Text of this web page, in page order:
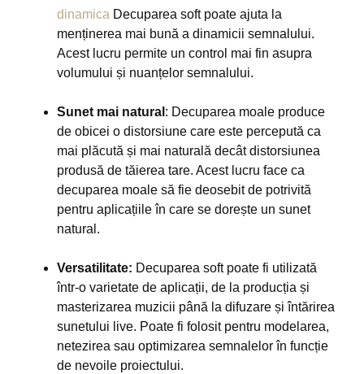
dinamica Decuparea soft poate ajuta la
menținerea mai bună a dinamicii semnalului.
Acest lucru permite un control mai fin asupra
volumului și nuanțelor semnalului.
Sunet mai natural : Decuparea moale produce
de obicei o distorsiune care este percepută ca
mai plăcută și mai naturală decât distorsiunea
produsă de tăierea tare. Acest lucru face ca
decuparea moale să fie deosebit de potrivită
pentru aplicațiile în care se dorește un sunet
natural.
Versatilitate: Decuparea soft poate fi utilizată
într-o varietate de aplicații, de la producția și
masterizarea muzicii până la difuzare și întărirea
sunetului live. Poate fi folosit pentru modelarea,
netezirea sau optimizarea semnalelor în funcție
de nevoile proiectului.